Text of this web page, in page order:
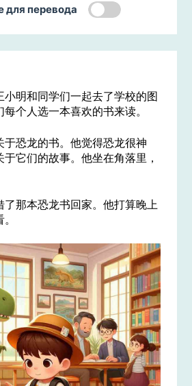
для перевода
小明和同学们一起去了学校的图
个人选一本喜欢的书来读。
于恐龙的书。他觉得恐龙很神
它们的故事。他坐在角落里，
了那本恐龙书回家。他打算晚上